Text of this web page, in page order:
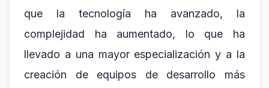
que la tecnología ha avanzado, la
complejidad ha aumentado, lo que ha
llevado a una mayor especialización y a la
creación de equipos de desarrollo más